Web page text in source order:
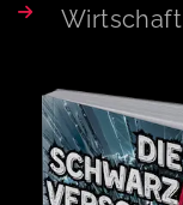
Wirtschaft